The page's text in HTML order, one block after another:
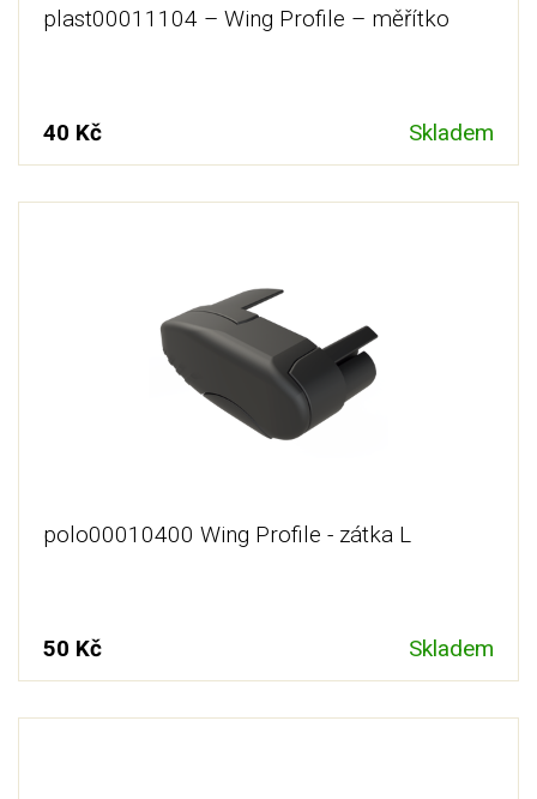
plast00011104 – Wing Profile – měřítko
40 Kč Skladem
polo00010400 Wing Profile - zátka L
50 Kč Skladem